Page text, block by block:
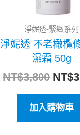
淨妮透-緊緻系列
淨妮透 不老橄欖
濕霜 50g
NT$3,800 NT$
加入購物車